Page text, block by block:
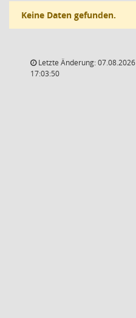
Keine Daten gefunden.
Letzte Änderung: 07.08.2026
17:03:50